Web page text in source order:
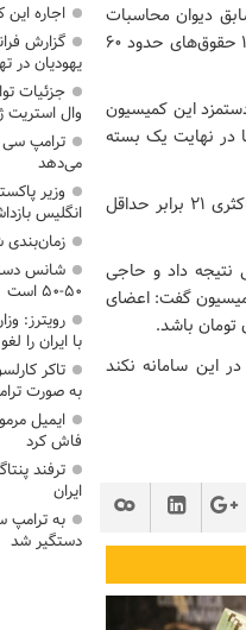
سابق دیوان محاسبات
کشور از حقوق‌های نجومی مدیران در سال آینده خبر داد و گفت: «بدون تردید در بودجه ۱۴۰۰ حقوق‌های حدود ۶۰
کمیته مصارف و دستمزد این کمیسیون
در نهایت یک بسته
گفتنی است، شورای حقوق و دستمزد در دولت مصوب کرده بود که سقف پرداختی حقوق‌ حداکثری ۲۱ برابر حداقل
داد و حاجی
گذشته این کمیسیون گفت: اعضای
این سامانه نکند
اجاره این کلبه
یهودیان در
جزئیات
وال استریت
ترامپ
می‌دهد
وزیر
انگلیس
زمان‌بندی
شانس
۵۰-۵۰ است
رویترز:
با ایران را
تاکر
به صورت
ایمیل
فاش کرد
ترفند
ایران
دستگیر شد